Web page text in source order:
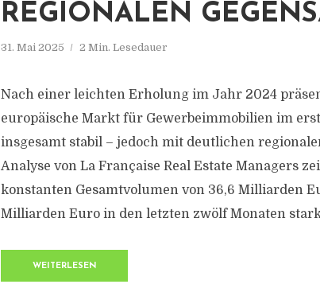
REGIONALEN
31. Mai 2025 2 Min. Lesedauer
Nach einer leichten Erholung im Jahr 2024
europäische Markt für Gewerbeimmobilien im
insgesamt stabil – jedoch mit deutlichen
Analyse von La Française Real Estate Managers
konstanten Gesamtvolumen von 36,6 Milliarden
Milliarden Euro in den letzten zwölf Monaten
WEITERLESEN